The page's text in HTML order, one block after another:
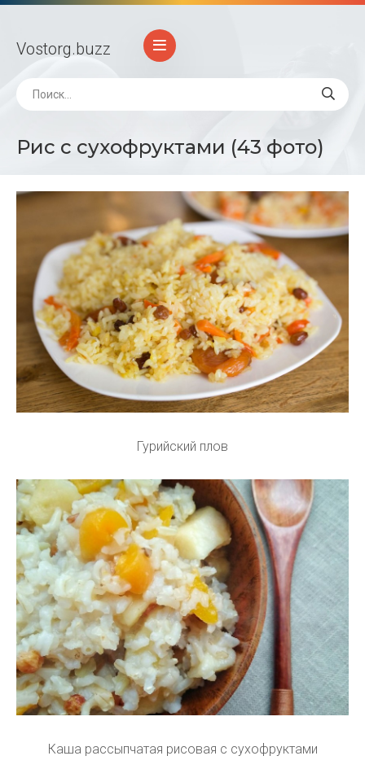
Vostorg.buzz
Рис с сухофруктами (43 фото)
Гурийский плов
Каша рассыпчатая рисовая с сухофруктами